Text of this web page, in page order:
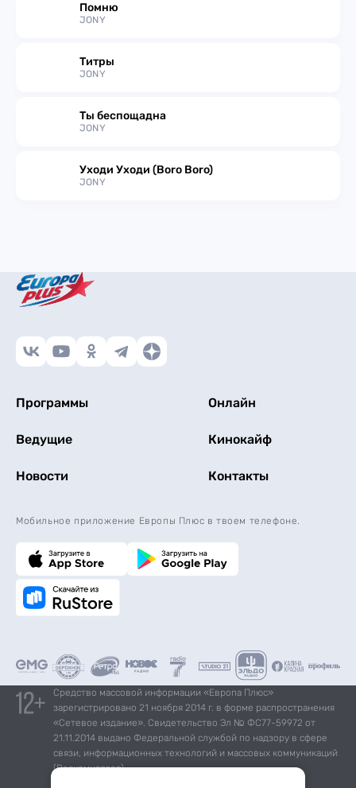
Помню
JONY
Титры
JONY
Ты беспощадна
JONY
Уходи Уходи (Boro Boro)
JONY
Программы Онлайн
Ведущие Кинокайф
Новости Контакты
Мобильное приложение Европы Плюс в твоем телефоне.
Средство массовой информации «Европа Плюс»
зарегистрировано 21 ноября 2014 г. в форме распространения
«Сетевое издание». Свидетельство Эл № ФС77-59972 от
21.11.2014 выдано Федеральной службой по надзору в сфере
связи, информационных технологий и массовых коммуникаций
(Роскомнадзор).